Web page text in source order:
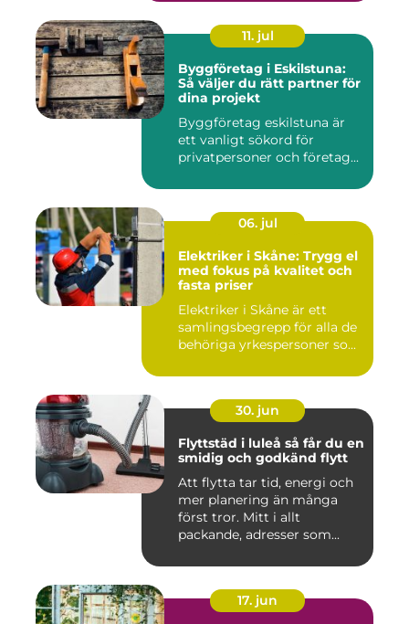
11. jul
Byggföretag i Eskilstuna:
Så väljer du rätt partner för
dina projekt
Byggföretag eskilstuna är
ett vanligt sökord för
privatpersoner och företag...
06. jul
Elektriker i Skåne: Trygg el
med fokus på kvalitet och
fasta priser
Elektriker i Skåne är ett
samlingsbegrepp för alla de
behöriga yrkespersoner so...
30. jun
Flyttstäd i luleå så får du en
smidig och godkänd flytt
Att flytta tar tid, energi och
mer planering än många
först tror. Mitt i allt
packande, adresser som...
17. jun